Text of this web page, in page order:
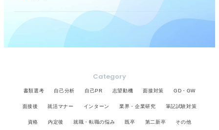
Category
書類選考 自己分析 自己PR 志望動機 面接対策 GD・GW
面接後 就活マナー インターン 業界・企業研究 筆記試験対策
資格 内定後 就職・転職の悩み 既卒 第二新卒 その他